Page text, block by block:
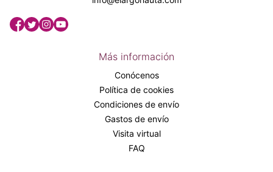
Más información
Conócenos
Política de cookies
Condiciones de envío
Gastos de envío
Visita virtual
FAQ